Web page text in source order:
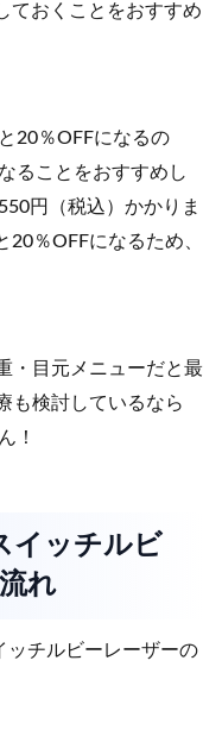
ておくことをおすすめ
20％OFFになるの
ることをおすすめし
円（税込）かかりま
％OFFになるため、
・目元メニューだと最
も検討しているなら
！
イッチルビ
れ
ッチルビーレーザーの